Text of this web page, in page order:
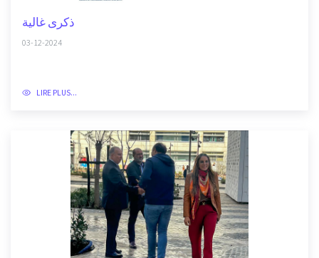
ذكرى غالية
03-12-2024
LIRE PLUS...